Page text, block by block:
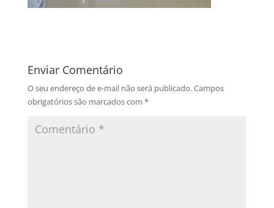
Enviar Comentário
O seu endereço de e-mail não será publicado.Campos
obrigatórios são marcados com *